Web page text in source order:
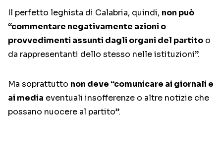
Il perfetto leghista di Calabria, quindi, non può
“commentare negativamente azioni o
provvedimenti assunti dagli organi del partito o
da rappresentanti dello stesso nelle istituzioni”.
Ma soprattutto non deve “comunicare ai giornali e
ai media eventuali insofferenze o altre notizie che
possano nuocere al partito”.